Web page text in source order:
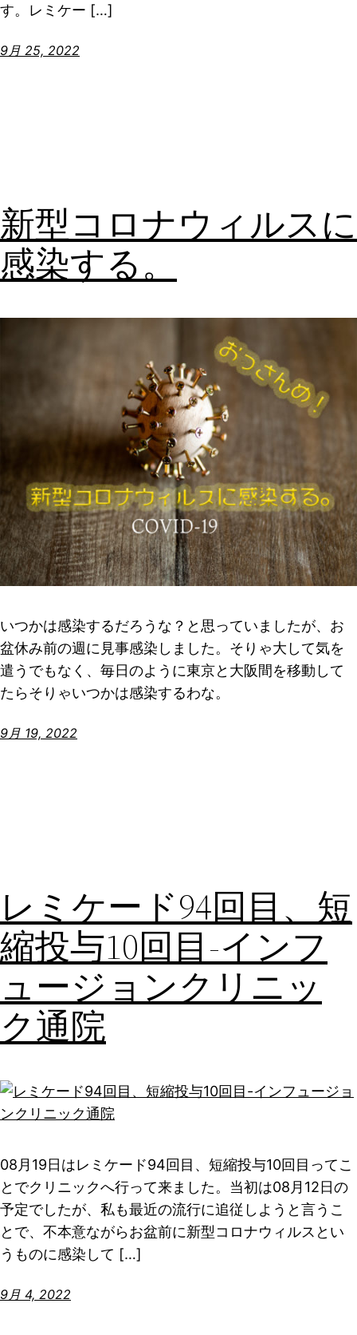
す。レミケー […]
9月 25, 2022
新型コロナウィルスに
感染する。
いつかは感染するだろうな？と思っていましたが、お
盆休み前の週に見事感染しました。そりゃ大して気を
遣うでもなく、毎日のように東京と大阪間を移動して
たらそりゃいつかは感染するわな。
9月 19, 2022
レミケード94回目、短
縮投与10回目-インフ
ュージョンクリニッ
ク通院
08月19日はレミケード94回目、短縮投与10回目ってこ
とでクリニックへ行って来ました。当初は08月12日の
予定でしたが、私も最近の流行に追従しようと言うこ
とで、不本意ながらお盆前に新型コロナウィルスとい
うものに感染して […]
9月 4, 2022